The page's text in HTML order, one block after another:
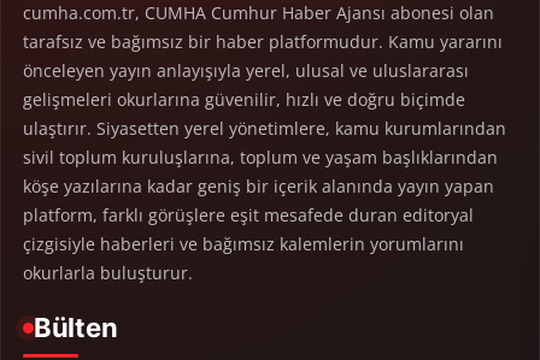
cumha.com.tr, CUMHA Cumhur Haber Ajansı abonesi olan
tarafsız ve bağımsız bir haber platformudur. Kamu yararını
önceleyen yayın anlayışıyla yerel, ulusal ve uluslararası
gelişmeleri okurlarına güvenilir, hızlı ve doğru biçimde
ulaştırır. Siyasetten yerel yönetimlere, kamu kurumlarından
sivil toplum kuruluşlarına, toplum ve yaşam başlıklarından
köşe yazılarına kadar geniş bir içerik alanında yayın yapan
platform, farklı görüşlere eşit mesafede duran editoryal
çizgisiyle haberleri ve bağımsız kalemlerin yorumlarını
okurlarla buluşturur.
Bülten